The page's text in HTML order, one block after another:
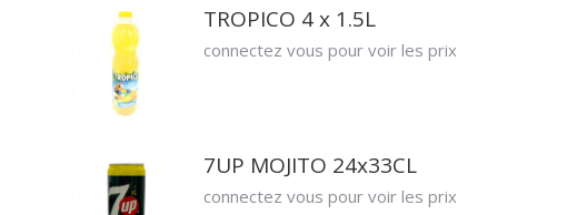
TROPICO 4 x 1.5L
connectez vous pour voir les prix
7UP MOJITO 24x33CL
connectez vous pour voir les prix